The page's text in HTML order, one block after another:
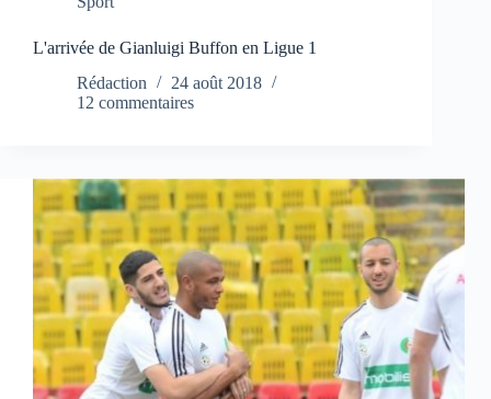
L'arrivée de Gianluigi Buffon en Ligue 1
Rédaction
24 août 2018
12 commentaires